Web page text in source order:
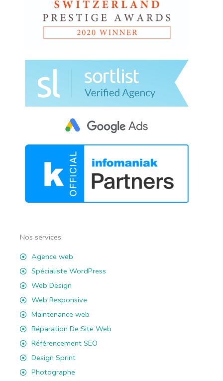
Nos services
Agence web
Spécialiste WordPress
Web Design
Web Responsive
Maintenance web
Réparation De Site Web
Référencement SEO
Design Sprint
Photographe